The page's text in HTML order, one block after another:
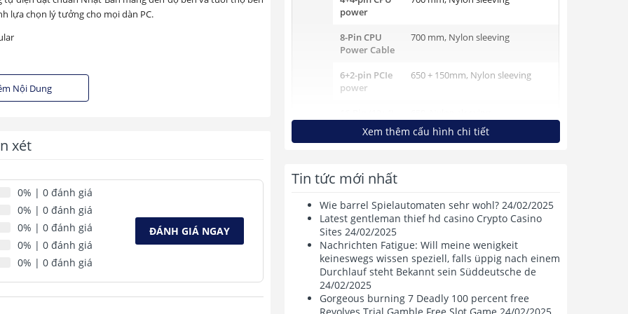
lựa chọn lý tưởng cho mọi dàn PC.
khả năng kết nối cực kì quan trọng với dòng VGA cao cấp
16-pin giúp cho bạn kết nối cùng VGA của thế hệ đầu bốn.
Nội Dung
xét
0% | 0 đánh giá
0% | 0 đánh giá
0% | 0 đánh giá
0% | 0 đánh giá
0% | 0 đánh giá
ĐÁNH GIÁ NGAY
power
8-Pin CPU
Power Cable
700 mm, Nylon sleeving
6+2-pin PCIe
power
650 + 150mm, Nylon sleeving
12VHPWR
PCIe Cable
Điện
100-240Vac 14A-7A 50Hz-60Hz
Dòng
đầu ra
+3.3V and
+5V
22A (120W)
Xem thêm cấu hình chi tiết
Tin tức mới nhất
Wie barrel Spielautomaten sehr wohl? 24/02/2025
Latest gentleman thief hd casino Crypto Casino
Sites 24/02/2025
Nachrichten Fatigue: Will meine wenigkeit
keineswegs wissen speziell, falls üppig nach einem
Durchlauf steht Bekannt sein Süddeutsche de
24/02/2025
Gorgeous burning 7 Deadly 100 percent free